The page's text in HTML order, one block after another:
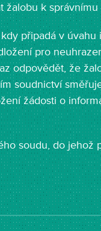
žalobu k správnímu
připadá v
pro
odpovědět, že
soudnictví
žádosti o
soudu, do jehož